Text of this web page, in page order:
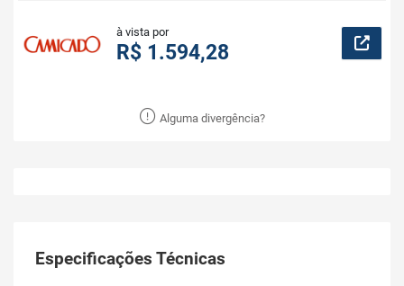
à vista por
R$ 1.594,28
Alguma divergência?
Especificações Técnicas